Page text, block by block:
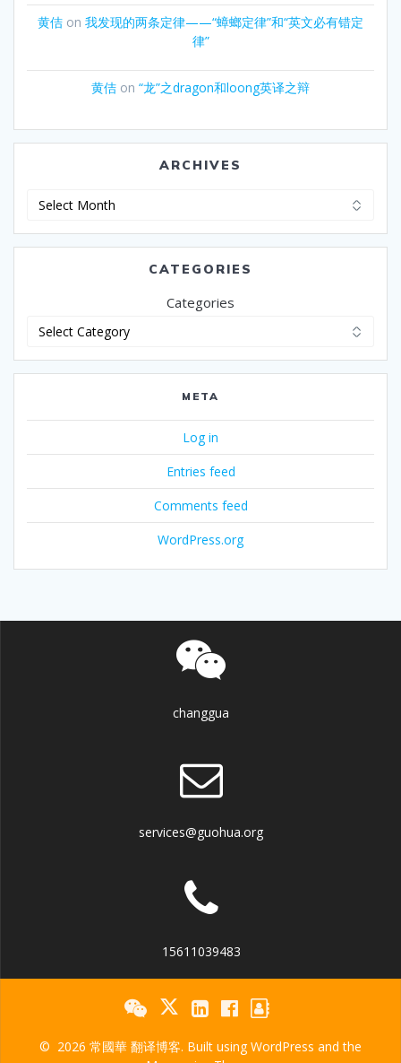
黄佶 on 我发现的两条定律——“蟑螂定律”和“英文必有错定
律”
黄佶 on “龙”之dragon和loong英译之辩
ARCHIVES
Archives
CATEGORIES
Categories
META
Log in
Entries feed
Comments feed
WordPress.org
changgua
services@guohua.org
15611039483
© 2026 常國華 翻译博客. Built using WordPress and the